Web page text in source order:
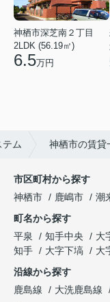
神栖市深芝南２丁目
2LDK (56.19㎡)
6.5万円
ム 神栖市の賃貸
市区町村から探す
神栖市
鹿嶋市 潮
町名から探す
平泉
知手中央 大
知手
大字下塙 大
沿線から探す
鹿島線
大洗鹿島線